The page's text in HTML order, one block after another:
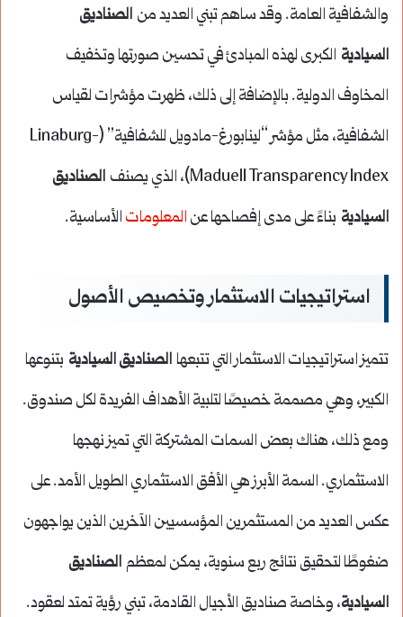
والشفافية العامة. وقد ساهم تبني العديد من الصناديق
السيادية الكبرى لهذه المبادئ في تحسين صورتها وتخفيف
المخاوف الدولية. بالإضافة إلى ذلك، ظهرت مؤشرات لقياس
الشفافية، مثل مؤشر “لينابورغ-مادويل للشفافية” (Linaburg-
Maduell Transparency Index)، الذي يصنف
الصناديق
السيادية بناءً على مدى إفصاحها عن المعلومات الأساسية.
استراتيجيات الاستثمار وتخصيص الأصول
تتميز استراتيجيات الاستثمار التي تتبعها الصناديق السيادية بتنوعها
الكبير، وهي مصممة خصيصًا لتلبية الأهداف الفريدة لكل صندوق.
ومع ذلك، هناك بعض السمات المشتركة التي تميز نهجها
الاستثماري. السمة الأبرز هي الأفق الاستثماري الطويل الأمد. على
عكس العديد من المستثمرين المؤسسيين الآخرين الذين يواجهون
ضغوطًا لتحقيق نتائج ربع سنوية، يمكن لمعظم الصناديق
السيادية، وخاصة صناديق الأجيال القادمة، تبني رؤية تمتد لعقود.